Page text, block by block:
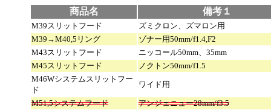
商品名 備考１
M39スリットフード
ズミクロン、ズマロン用
M39→M40,5リング
ゾナー用50mm/f1.4,F2
M43スリットフード
ニッコール50mm、35mm
M45スリットフード
ノクトン50mm/f1.5
M46Wシステムスリットフー
ド
ワイド用
M51,5システムフード
アンジェニュー28mm/f3.5